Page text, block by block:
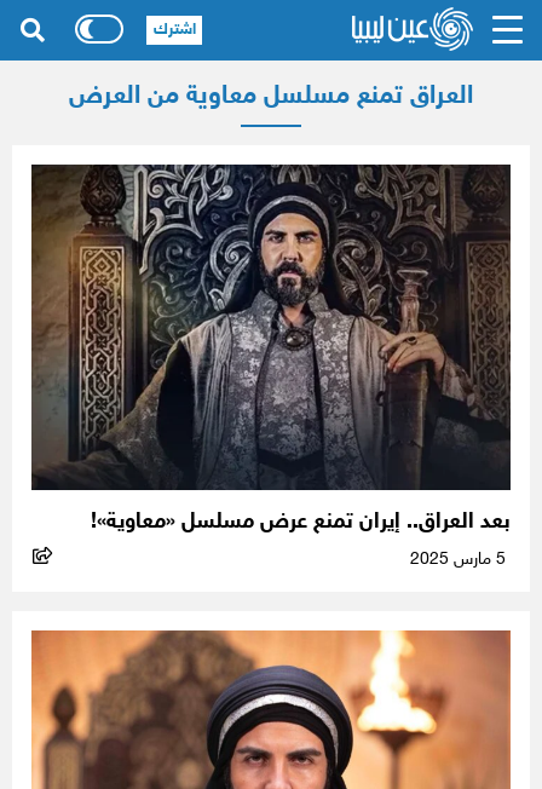
العراق تمنع مسلسل معاوية من العرض
بعد العراق.. إيران تمنع عرض مسلسل «معاوية»!
اشترك